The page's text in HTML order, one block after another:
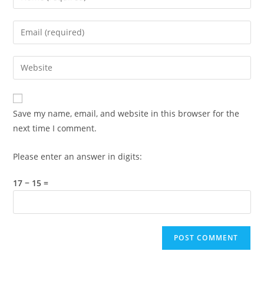
your
name
comment
Enter
your
email
address
comment
Enter
your
website
URL
(optional)
Save my name, email, and website in this browser for the
next time I comment.
Please enter an answer in digits:
17 − 15 =